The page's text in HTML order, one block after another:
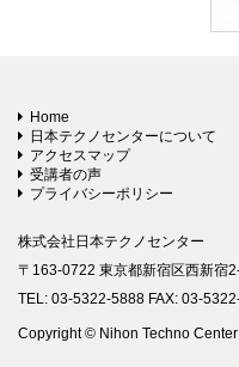
Home
日本テクノセンターについて
アクセスマップ
受講者の声
プライバシーポリシー
株式会社日本テクノセンター
〒163-0722 東京都新宿区西新宿
TEL: 03-5322-5888 FAX: 03-
Copyright © Nihon Techno